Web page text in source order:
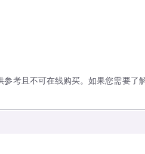
考且不可在线购买。如果您需要了